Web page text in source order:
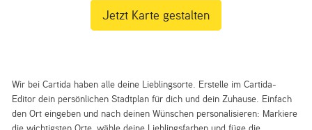
Wir bei Cartida haben alle deine Lieblingsorte. Erstelle im Cartida-
Editor dein persönlichen Stadtplan für dich und dein Zuhause. Einfach
den Ort eingeben und nach deinen Wünschen personalisieren: Markiere
Jetzt Karte gestalten